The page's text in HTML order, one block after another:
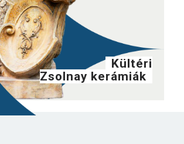
Kültéri
Zsolnay kerámiák